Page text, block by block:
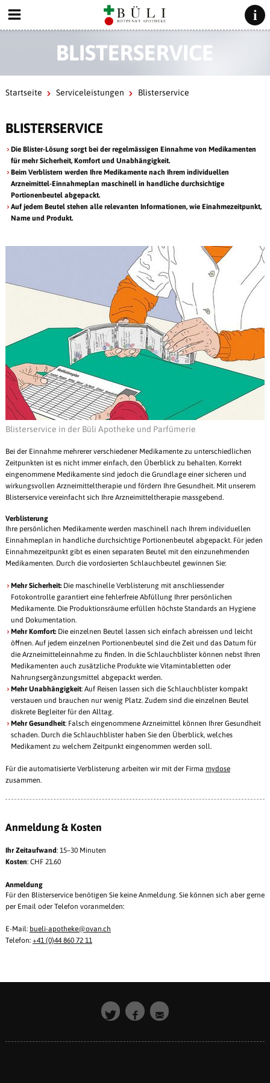
BLISTERSERVICE
Startseite Serviceleistungen Blisterservice
BLISTERSERVICE
Die Blister-Lösung sorgt bei der regelmässigen Einnahme von Medikamenten
für mehr Sicherheit, Komfort und Unabhängigkeit.
Beim Verblistern werden Ihre Medikamente nach Ihrem individuellen
Arzneimittel-Einnahmeplan maschinell in handliche durchsichtige
Portionenbeutel abgepackt.
Auf jedem Beutel stehen alle relevanten Informationen, wie Einahmezeitpunkt,
Name und Produkt.
Blisterservice in der Büli Apotheke und Parfümerie
Bei der Einnahme mehrerer verschiedener Medikamente zu unterschiedlichen
Zeitpunkten ist es nicht immer einfach, den Überblick zu behalten. Korrekt
eingenommene Medikamente sind jedoch die Grundlage einer sicheren und
wirkungsvollen Arzneimitteltherapie und fördern Ihre Gesundheit. Mit unserem
Blisterservice vereinfacht sich Ihre Arzneimitteltherapie massgebend.
Verblisterung
Ihre persönlichen Medikamente werden maschinell nach Ihrem individuellen
Einnahmeplan in handliche durchsichtige Portionenbeutel abgepackt. Für jeden
Einnahmezeitpunkt gibt es einen separaten Beutel mit den einzunehmenden
Medikamenten. Durch die vordosierten Schlauchbeutel gewinnen Sie:
Mehr Sicherheit: Die maschinelle Verblisterung mit anschliessender
Fotokontrolle garantiert eine fehlerfreie Abfüllung Ihrer persönlichen
Medikamente. Die Produktionsräume erfüllen höchste Standards an Hygiene
und Dokumentation.
Mehr Komfort: Die einzelnen Beutel lassen sich einfach abreissen und leicht
öffnen. Auf jedem einzelnen Portionenbeutel sind die Zeit und das Datum für
die Arzneimitteleinnahme zu finden. In die Schlauchblister können nebst Ihren
Medikamenten auch zusätzliche Produkte wie Vitamintabletten oder
Nahrungsergänzungsmittel abgepackt werden.
Mehr Unabhängigkeit: Auf Reisen lassen sich die Schlauchblister kompakt
verstauen und brauchen nur wenig Platz. Zudem sind die einzelnen Beutel
diskrete Begleiter für den Alltag.
Mehr Gesundheit: Falsch eingenommene Arzneimittel können Ihrer Gesundheit
schaden. Durch die Schlauchblister haben Sie den Überblick, welches
Medikament zu welchem Zeitpunkt eingenommen werden soll.
Für die automatisierte Verblisterung arbeiten wir mit der Firma mydose
zusammen.
Anmeldung & Kosten
Ihr Zeitaufwand: 15–30 Minuten
Kosten: CHF 21.60
Anmeldung
Für den Blisterservice benötigen Sie keine Anmeldung. Sie können sich aber gerne
per Email oder Telefon voranmelden:
E-Mail: bueli-apotheke@ovan.ch
Telefon: +41 (0)44 860 72 11